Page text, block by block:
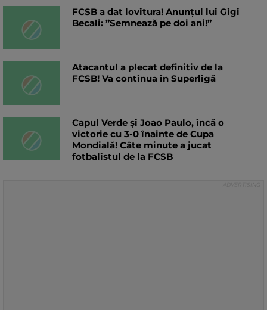
FCSB a dat lovitura! Anunțul lui Gigi
Becali: ”Semnează pe doi ani!”
Atacantul a plecat definitiv de la
FCSB! Va continua în Superligă
Capul Verde și Joao Paulo, încă o
victorie cu 3-0 înainte de Cupa
Mondială! Câte minute a jucat
fotbalistul de la FCSB